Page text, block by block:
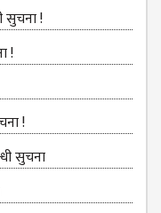
सुचना !
!
!
सुचना